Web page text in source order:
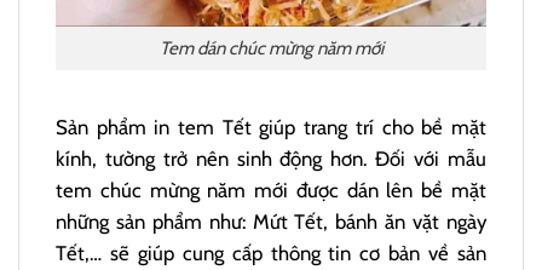
Tem dán chúc mừng năm mới
Sản phẩm in tem Tết giúp trang trí cho bề mặt
kính, tường trở nên sinh động hơn. Đối với mẫu
tem chúc mừng năm mới được dán lên bề mặt
những sản phẩm như: Mứt Tết, bánh ăn vặt ngày
Tết,… sẽ giúp cung cấp thông tin cơ bản về sản